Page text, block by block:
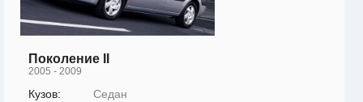
Поколение II
2005 - 2009
Кузов:
Седан